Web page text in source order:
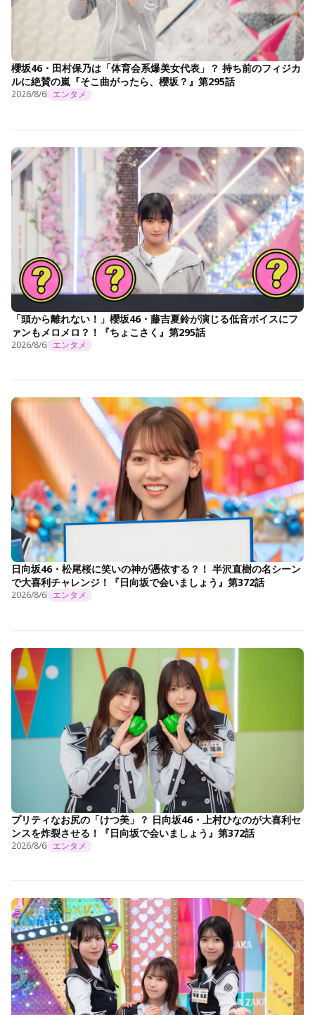
櫻坂46・田村保乃は「体育会系爆美女代表」？ 持ち前のフィジカ
ルに絶賛の嵐『そこ曲がったら、櫻坂？』第295話
2026/8/6 エンタメ
「頭から離れない！」櫻坂46・藤吉夏鈴が演じる低音ボイスにフ
ァンもメロメロ？！『ちょこさく』第295話
2026/8/6 エンタメ
日向坂46・松尾桜に笑いの神が憑依する？！ 半沢直樹の名シーン
で大喜利チャレンジ！『日向坂で会いましょう』第372話
2026/8/6 エンタメ
プリティなお尻の「けつ美」？ 日向坂46・上村ひなのが大喜利セ
ンスを炸裂させる！『日向坂で会いましょう』第372話
2026/8/6 エンタメ